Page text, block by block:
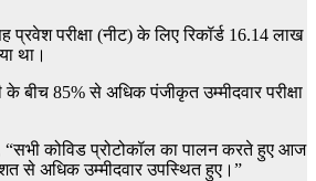
प्रवेश परीक्षा (नीट) के लिए रिकॉर्ड 16.14 लाख
था।
के बीच 85% से अधिक पंजीकृत उम्मीदवार परीक्षा
“सभी कोविड प्रोटोकॉल का पालन करते हुए आज
से अधिक उम्मीदवार उपस्थित हुए।”